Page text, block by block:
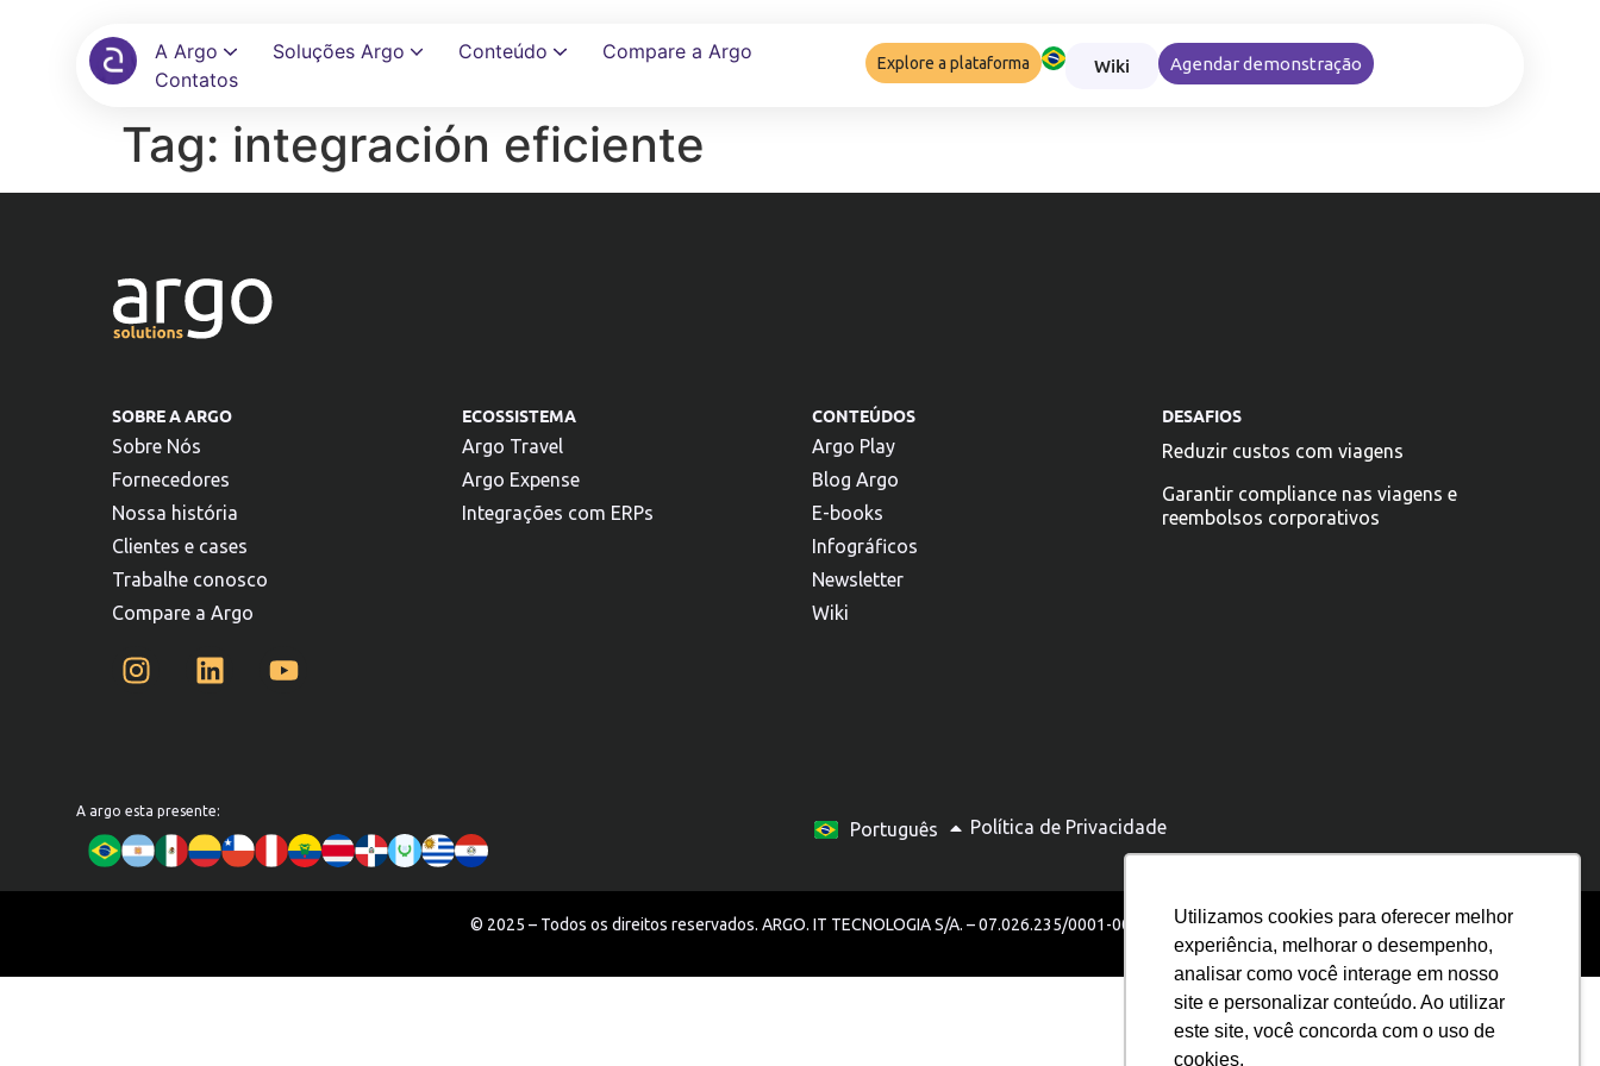
Utilizamos cookies para oferecer melhor
experiência, melhorar o desempenho,
analisar como você interage em nosso
site e personalizar conteúdo. Ao utilizar
este site, você concorda com o uso de
cookies.
A Argo Soluções Argo Conteúdo
Compare a Argo
Contatos
Explore a plataforma Wiki Agendar demonstração
Tag: integración eficiente
SOBRE A ARGO
Sobre Nós
Fornecedores
Nossa história
Clientes e cases
Trabalhe conosco
Compare a Argo
ECOSSISTEMA
Argo Travel
Argo Expense
Integrações com ERPs
CONTEÚDOS
Argo Play
Blog Argo
E-books
Infográficos
Newsletter
Wiki
DESAFIOS
Reduzir custos com viagens
Garantir compliance nas viagens e
reembolsos corporativos
A argo esta presente:
Português
Español
Política de Privacidade
© 2025 – Todos os direitos reservados. ARGO. IT TECNOLOGIA S/A. – 07.026.235/0001-00